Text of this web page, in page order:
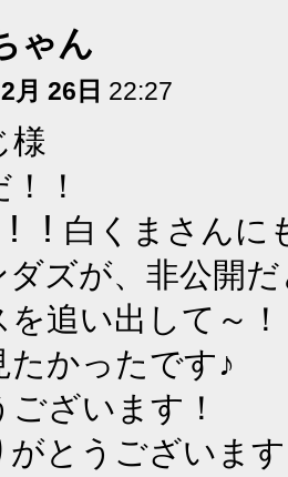
ゃん
月 26日 22:27
様
！
！白くまさんに
ダズが、非公開
追い出して～！
たかったです♪
ざいます！
がとうございま